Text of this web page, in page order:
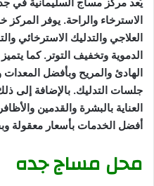
الاسترخاء والراحة. يوفر
العلاجي والتدليك الاسترخائي
الدموية وتخفيف التوتر. كما
الهادئ والمريح وبأفضل
جلسات التدليك. بالإضافة إلى
العناية بالبشرة والقدمين
أفضل الخدمات بأسعار معقولة
محل مساج جده